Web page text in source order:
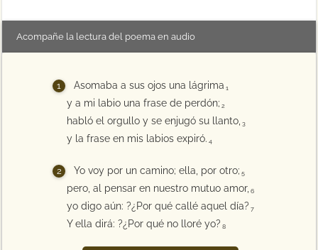
Acompañe la lectura del poema en audio
Asomaba a sus ojos una lágrima 1
y a mi labio una frase de perdón; 2
habló el orgullo y se enjugó su llanto, 3
y la frase en mis labios expiró. 4
Yo voy por un camino; ella, por otro; 5
pero, al pensar en nuestro mutuo amor, 6
yo digo aún: ?¿Por qué callé aquel día? 7
Y ella dirá: ?¿Por qué no lloré yo? 8